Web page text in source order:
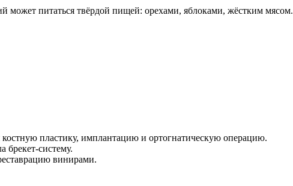
может питаться твёрдой пищей: орехами, яблоками, жёстким мясом.
пластику, имплантацию и ортогнатическую операцию.
брекет-систему.
винирами.